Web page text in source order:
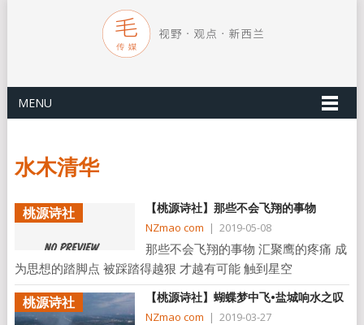
MENU
水木清华
桃源诗社 【桃源诗社】那些不会飞翔的事物
NZmao com | 2019-05-08
那些不会飞翔的事物 汇聚鹰的疼痛 成
为思想的踏脚点 被踩踏得越狠 才越有可能 触到星空
桃源诗社 【桃源诗社】蝴蝶梦中飞•盐城响水之叹
NZmao com | 2019-03-27